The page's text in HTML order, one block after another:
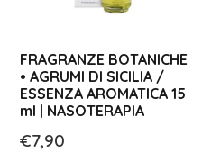
FRAGRANZE BOTANICHE
• AGRUMI DI SICILIA /
ESSENZA AROMATICA 15
ml | NASOTERAPIA
€7,90